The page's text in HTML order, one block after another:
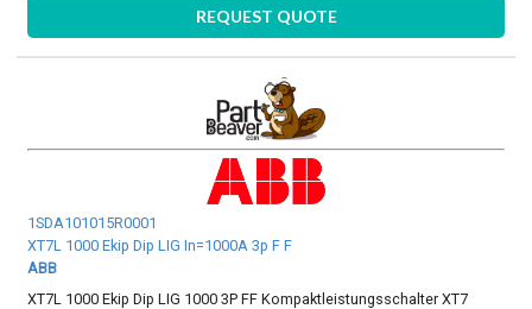
REQUEST QUOTE
1SDA101015R0001
XT7L 1000 Ekip Dip LIG In=1000A 3p F F
ABB
XT7L 1000 Ekip Dip LIG 1000 3P FF Kompaktleistungsschalter XT7